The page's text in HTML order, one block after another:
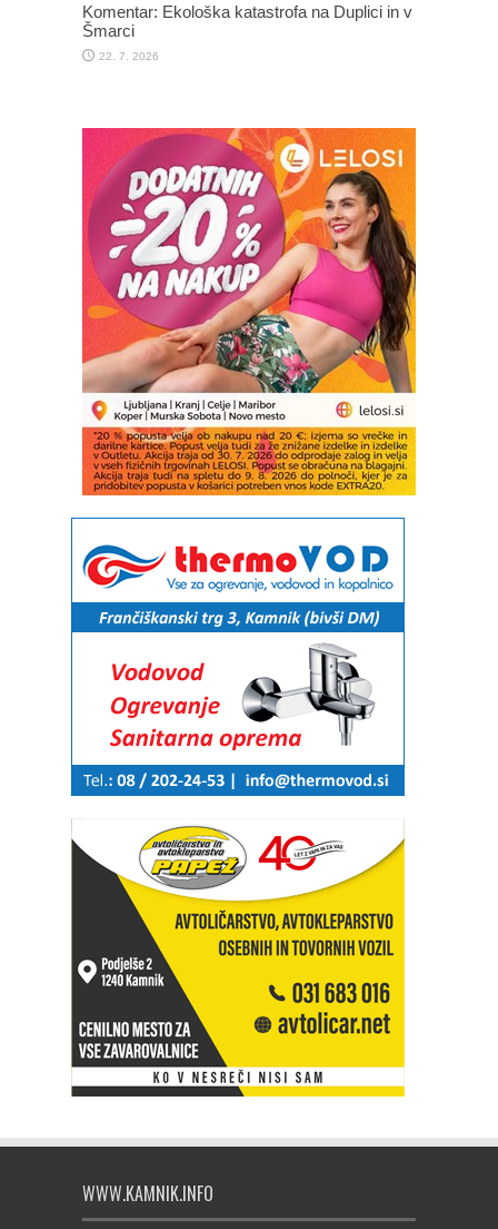
Komentar: Ekološka katastrofa na Duplici in v
Šmarci
22. 7. 2026
WWW.KAMNIK.INFO